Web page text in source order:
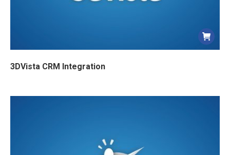
3DVista CRM Integration